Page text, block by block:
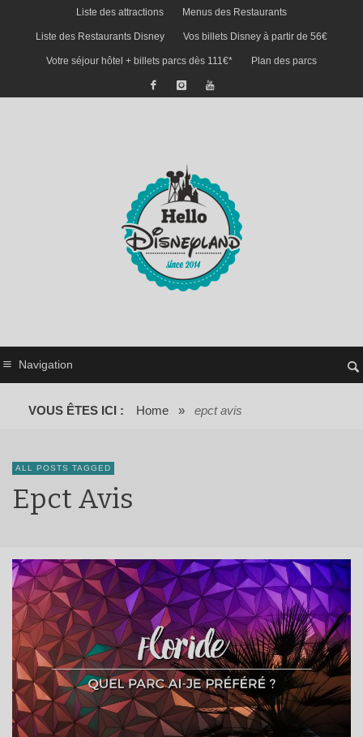
Liste des attractions Menus des Restaurants
Liste des Restaurants Disney Vos billets Disney à partir de 56€
Votre séjour hôtel + billets parcs dès 111€* Plan des parcs
Navigation
VOUS ÊTES ICI : Home » epct avis
ALL POSTS TAGGED
Epct Avis